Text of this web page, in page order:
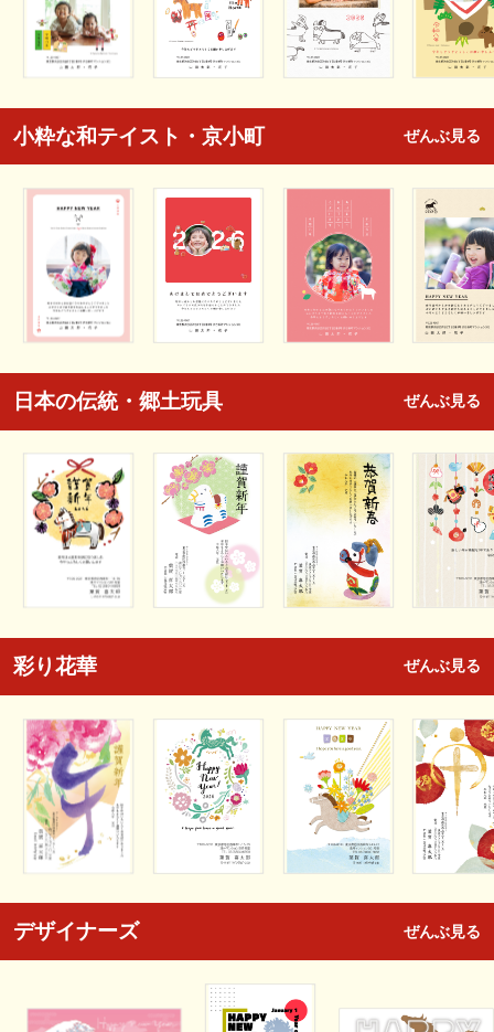
小粋な和テイスト・京小町 ぜんぶ見る
日本の伝統・郷土玩具 ぜんぶ見る
彩り花華 ぜんぶ見る
デザイナーズ ぜんぶ見る